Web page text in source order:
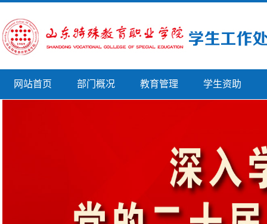
网站首页 部门概况 教育管理 学生资助